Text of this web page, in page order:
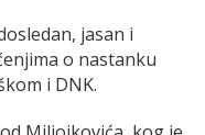
jasan i
o nastanku
i DNK.